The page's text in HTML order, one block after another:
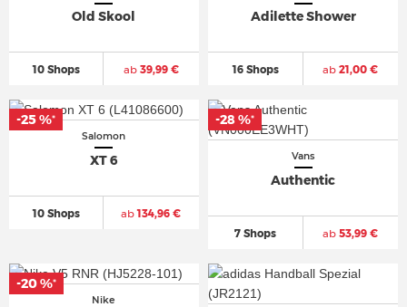
Old Skool
10 Shops ab39,99 €
Adilette Shower
16 Shops ab 21,00 €
Salomon
XT 6
10 Shops ab134,96 €
-25 %*
Vans
Authentic
7 Shops ab 53,99 €
-28 %*
Nike
-20 %*